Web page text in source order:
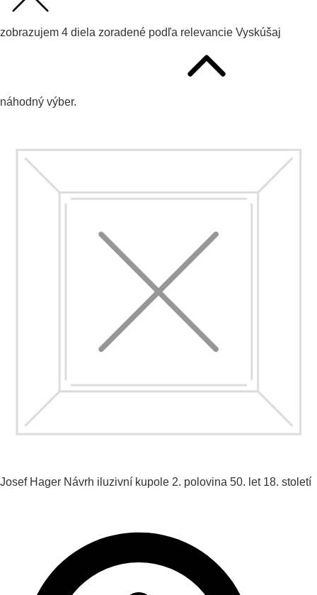
zobrazujem 4 diela zoradené podľa relevancie Vyskúšaj
náhodný výber.
Josef Hager Návrh iluzivní kupole 2. polovina 50. let 18. století